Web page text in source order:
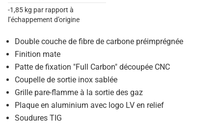
-1,85 kg par rapport à
l’échappement d’origine
Double couche de fibre de carbone préimprégnée
Finition mate
Patte de fixation "Full Carbon" découpée CNC
Coupelle de sortie inox sablée
Grille pare-flamme à la sortie des gaz
Plaque en aluminium avec logo LV en relief
Soudures TIG